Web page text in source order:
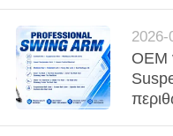
ΕΡΓΟΣΤΆΣΙΟ
ΕΛΕΓΧΟΣ
ΠΟΙΌΤΗΤΑΣ
2026-
OEM